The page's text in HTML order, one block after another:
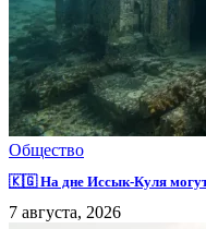
Общество
🇰🇬 На дне Иссык-Куля могут
7 августа, 2026